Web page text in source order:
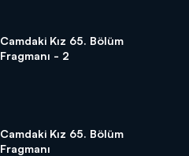
Camdaki Kız 65. Bölüm
Fragmanı - 2
Camdaki Kız 65. Bölüm
Fragmanı